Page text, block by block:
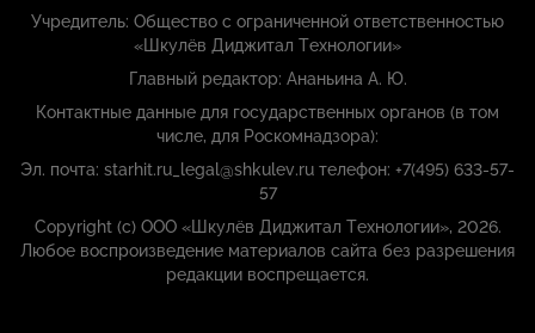
Учредитель: Общество с ограниченной ответственностью
«Шкулёв Диджитал Технологии»
Главный редактор: Ананьина А. Ю.
Контактные данные для государственных органов (в том
числе, для Роскомнадзора):
Эл. почта: starhit.ru_legal@shkulev.ru телефон: +7(495) 633-57-
57
Copyright (с) ООО «Шкулёв Диджитал Технологии», 2026.
Любое воспроизведение материалов сайта без разрешения
редакции воспрещается.